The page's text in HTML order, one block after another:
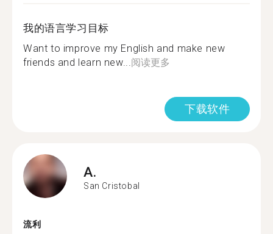
我的语言学习目标
Want to improve my English and make new
friends and learn new...阅读更多
下载软件
A.
San Cristobal
流利